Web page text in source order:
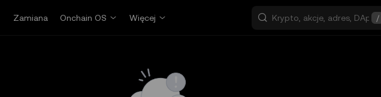
Zamiana Onchain OS Więcej /